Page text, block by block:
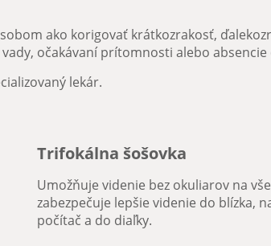
ako korigovať krátkozrakosť,
očakávaní prítomnosti alebo
lekár.
Trifokálna šošovka
Umožňuje videnie bez okuliarov na
zabezpečuje lepšie videnie do blízka,
počítač a do diaľky.